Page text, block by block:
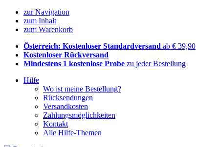
zur Navigation
zum Inhalt
zum Warenkorb
Österreich: Kostenloser Standardversand ab € 39,90
Kostenloser Rückversand
Mindestens 1 kostenlose Probe zu jeder Bestellung
Hilfe
Wo ist meine Bestellung?
Rücksendungen
Versandkosten
Zahlungsmöglichkeiten
Kontakt
Alle Hilfe-Themen